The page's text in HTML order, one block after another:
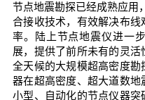
节点地震勘探已经成熟应用
合接收技术，有效解决布
率。陆上节点地震仪进一
展，提供了前所未有的灵
全天候的大规模超高密度
器在超高密度、超大道数
小型、自动化的节点仪器突